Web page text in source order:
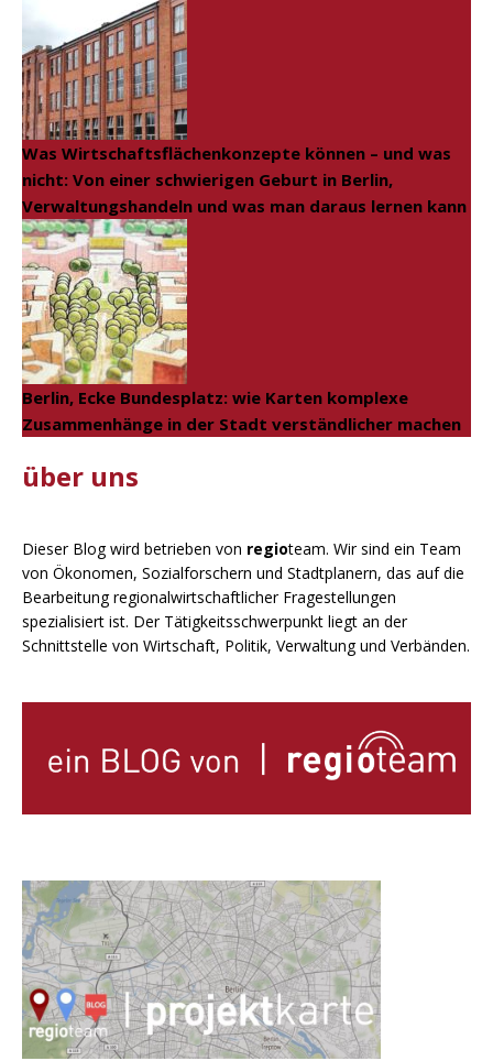
Was Wirtschaftsflächenkonzepte können – und was
nicht: Von einer schwierigen Geburt in Berlin,
Verwaltungshandeln und was man daraus lernen kann
Berlin, Ecke Bundesplatz: wie Karten komplexe
Zusammenhänge in der Stadt verständlicher machen
über uns
Dieser Blog wird betrieben von regioteam. Wir sind ein Team
von Ökonomen, Sozialforschern und Stadtplanern, das auf die
Bearbeitung regionalwirtschaftlicher Fragestellungen
spezialisiert ist. Der Tätigkeitsschwerpunkt liegt an der
Schnittstelle von Wirtschaft, Politik, Verwaltung und Verbänden.